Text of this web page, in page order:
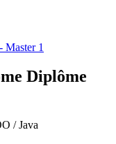
Master 1
Diplôme
/ Java